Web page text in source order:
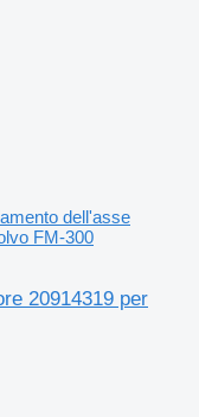
dell'asse
FM-300
20914319 per